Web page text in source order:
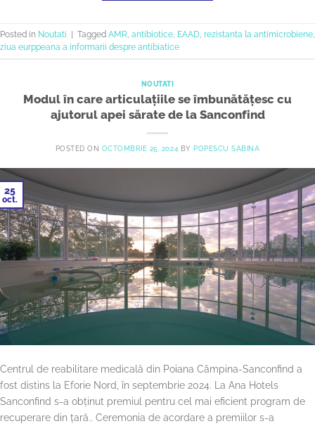
Posted in Noutati Tagged AMR, antibiotice, EAAD, rezistanta la antimicrobiene,
ziua eurppeana a informarii despre antibiatice
NOUTATI
Modul în care articulațiile se îmbunătățesc cu
ajutorul apei sărate de la Sanconfind
POSTED ON OCTOMBRIE 25, 2024 BY POPESCU SABINA
25
oct.
Centrul de reabilitare medicală din Poiana Câmpina-Sanconfind a
fost distins la Eforie Nord, în septembrie 2024. La Ana Hotels
Sanconfind s-a obținut premiul pentru cel mai eficient program de
recuperare din țară.. Ceremonia de acordare a premiilor s-a